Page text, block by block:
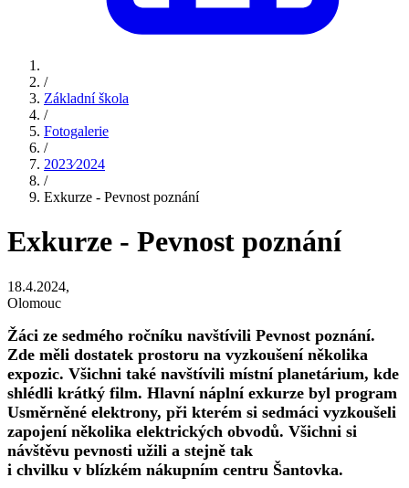
/
Základní škola
/
Fotogalerie
/
2023⁄2024
/
Exkurze - Pevnost poznání
Exkurze - Pevnost poznání
18.4.2024,
Olomouc
Žáci ze sedmého ročníku navštívili Pevnost poznání.
Zde měli dostatek prostoru na vyzkoušení několika
expozic. Všichni také navštívili místní planetárium, kde
shlédli krátký film. Hlavní náplní exkurze byl program
Usměrněné elektrony, při kterém si sedmáci vyzkoušeli
zapojení několika elektrických obvodů. Všichni si
návštěvu pevnosti užili a stejně tak
i chvilku v blízkém nákupním centru Šantovka.